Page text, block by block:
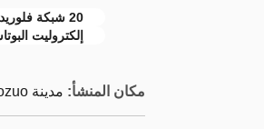
20 شبكة فلوريد الألومنيوم
إلكتروليت
مكان المنشأ: مدينة Jiaozuo ، الصين